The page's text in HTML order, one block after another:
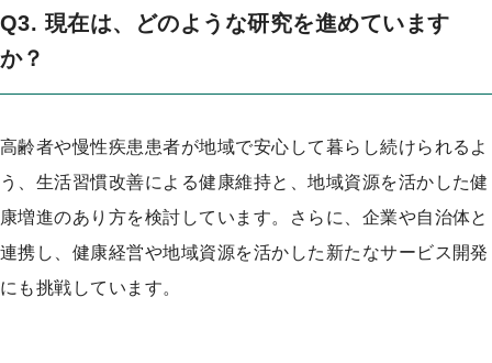
Q3. 現在は、どのような研究を進めています
か？
高齢者や慢性疾患患者が地域で安心して暮らし続けられるよ
う、生活習慣改善による健康維持と、地域資源を活かした健
康増進のあり方を検討しています。さらに、企業や自治体と
連携し、健康経営や地域資源を活かした新たなサービス開発
にも挑戦しています。